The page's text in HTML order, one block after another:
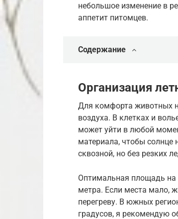
небольшое изменение в
аппетит питомцев.
Содержание
Организация
Для комфорта животных
воздуха. В клетках и
может уйти в любой
материала, чтобы солнце
сквозной, но без резких
Оптимальная площадь на
метра. Если места мало,
перегреву. В южных
градусов, я рекомендую